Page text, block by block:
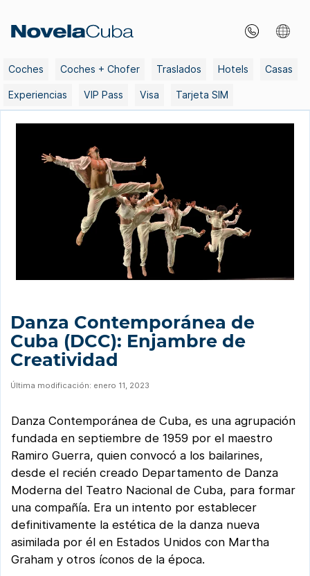
content
Coches Coches + Chofer Traslados Hotels Casas
Experiencias VIP Pass Visa Tarjeta SIM
Danza Contemporánea de
Cuba (DCC): Enjambre de
Creatividad
Última modificación: enero 11, 2023
Danza Contemporánea de Cuba, es una agrupación
fundada en septiembre de 1959 por el maestro
Ramiro Guerra, quien convocó a los bailarines,
desde el recién creado Departamento de Danza
Moderna del Teatro Nacional de Cuba, para formar
una compañía. Era un intento por establecer
definitivamente la estética de la danza nueva
asimilada por él en Estados Unidos con Martha
Graham y otros íconos de la época.